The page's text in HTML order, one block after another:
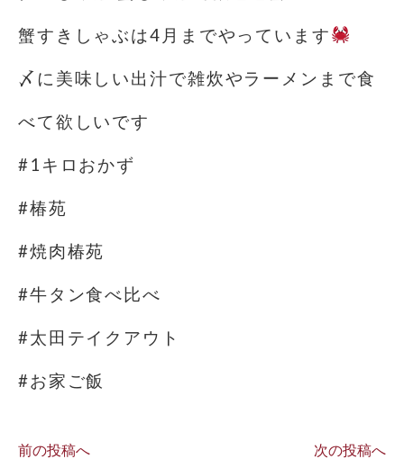
蟹すきしゃぶは4月までやっています
〆に美味しい出汁で雑炊やラーメンまで食
べて欲しいです
#1キロおかず
#椿苑
#焼肉椿苑
#牛タン食べ比べ
#太田テイクアウト
#お家ご飯
前の投稿へ 次の投稿へ